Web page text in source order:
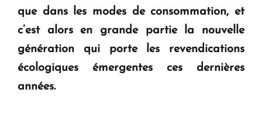
que dans les modes de consommation, et
c’est alors en grande partie la nouvelle
génération qui porte les revendications
écologiques émergentes ces dernières
années.